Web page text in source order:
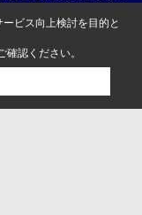
ビス向上検討を目的と
確認ください。